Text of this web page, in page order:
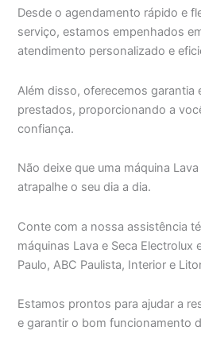
Desde o agendamento rápido e
serviço, estamos empenhados
atendimento personalizado e
Além disso, oferecemos garantia
prestados, proporcionando a
confiança.
Não deixe que uma máquina
atrapalhe o seu dia a dia.
Conte com a nossa assistência
máquinas Lava e Seca Electrolux
Paulo, ABC Paulista, Interior e
Estamos prontos para ajudar a
e garantir o bom funcionamento